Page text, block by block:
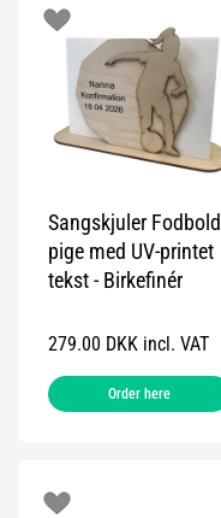
Sangskjuler Fodbold
pige med UV-printet
tekst - Birkefinér
279.00 DKK incl. VAT
Order here